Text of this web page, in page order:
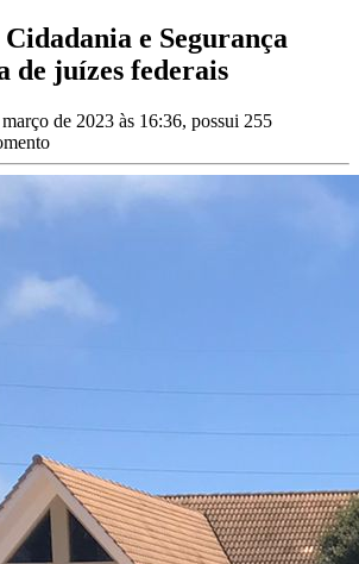
e Segurança
de juízes federais
de 2023 às 16:36, possui 255